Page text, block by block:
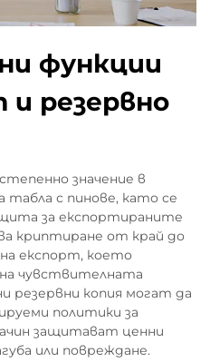
функции
и резервно
значение в
табла с пинове, като се
за експортираните
криптиране от край до
експорт, което
чувствителната
резервни копия могат да
политики за
защитават ценни
или повреждане.